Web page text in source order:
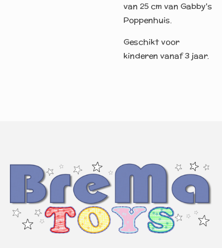
van 25 cm van Gabby's
Poppenhuis.
Geschikt voor
kinderen vanaf 3 jaar.